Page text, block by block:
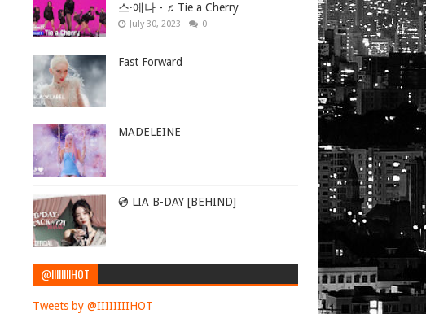
스·에나 - ♬Tie a Cherry
July 30, 2023 0
Fast Forward
MADELEINE
💿 LIA B-DAY [BEHIND]
@IIIIIIIIHOT
Tweets by @IIIIIIIIHOT